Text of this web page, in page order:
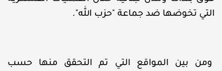
التي تخوضها ضد جماعة "حزب الله".
ومن بين المواقع التي تم التحقق منها حسب